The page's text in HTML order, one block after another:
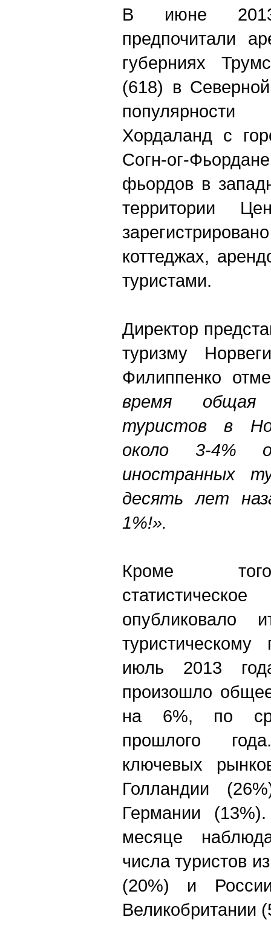
В июне
предпочитали
губерниях
(618) в
Хордаланд с
Согн-ог-
фьордов в
территории
коттеджах,
туристами.
Директор
туризму
Филиппенко
время общая
туристов в
около 3-4%
иностранных
десять лет
1%!».
Кроме
опубликовало
июль 2013
произошло
на 6%, по
прошлого
ключевых
Голландии
Германии
месяце
числа туристов
(20%) и